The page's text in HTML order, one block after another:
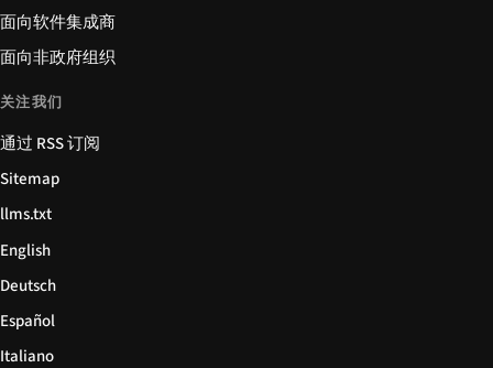
面向软件集成商
面向非政府组织
关注我们
通过 RSS 订阅
Sitemap
llms.txt
English
Deutsch
Español
Italiano